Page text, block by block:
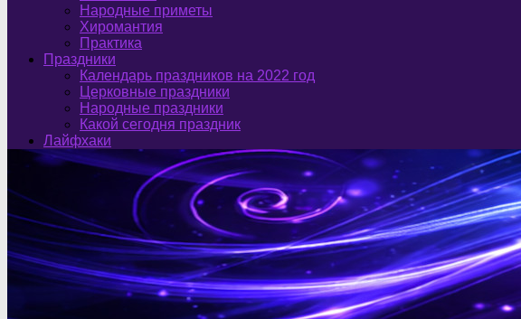
Народные приметы
Хиромантия
Практика
Праздники
Календарь праздников на 2022 год
Церковные праздники
Народные праздники
Какой сегодня праздник
Лайфхаки